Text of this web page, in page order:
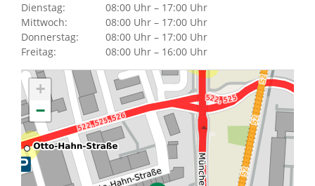
Standorte
Presse
News Archiv
Dienstag:
08:00 Uhr – 17:00 Uhr
Mittwoch:
08:00 Uhr – 17:00 Uhr
Donnerstag:
08:00 Uhr – 17:00 Uhr
Freitag:
08:00 Uhr – 16:00 Uhr
+
−